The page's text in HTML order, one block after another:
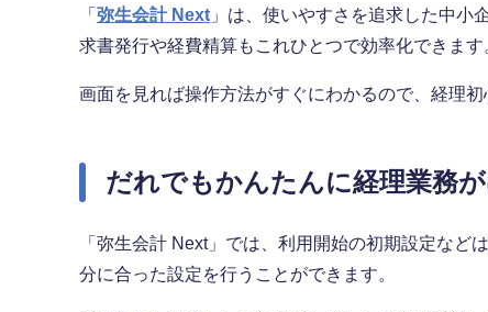
「 弥生会計 Next 」は、使いやすさを追求した中小
求書発行や経費精算もこれひとつで効率化できます
画面を見れば操作方法がすぐにわかるので、経理
だれでもかんたんに経理業務
「弥生会計 Next」では、利用開始の初期設定な
分に合った設定を行うことができます。